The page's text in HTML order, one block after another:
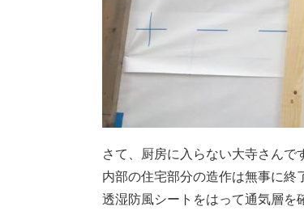
さて、厨房に入らない大寺さんで
内部の住宅部分の造作は無事に終
透湿防風シートをはって通気層を